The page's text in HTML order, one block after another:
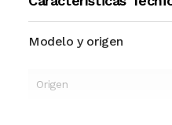
Modelo y origen
Origen